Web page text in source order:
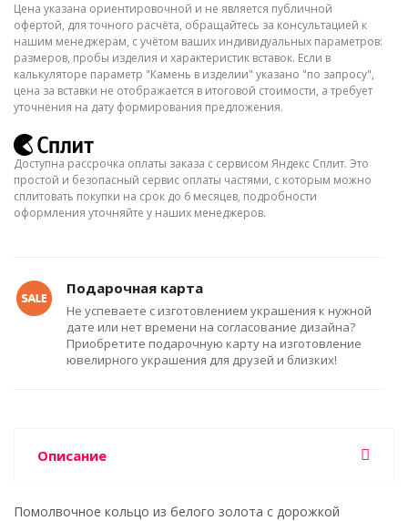
Цена указана ориентировочной и не является публичной
офертой, для точного расчёта, обращайтесь за консультацией к
нашим менеджерам, с учётом ваших индивидуальных параметров:
размеров, пробы изделия и характеристик вставок. Если в
калькуляторе параметр "Камень в изделии" указано "по запросу",
цена за вставки не отображается в итоговой стоимости, а требует
уточнения на дату формирования предложения.
Доступна рассрочка оплаты заказа с сервисом Яндекс Сплит. Это
простой и безопасный сервис оплаты частями, с которым можно
сплитовать покупки на срок до 6 месяцев, подробности
оформления уточняйте у наших менеджеров.
Подарочная карта
Не успеваете с изготовлением украшения к нужной
дате или нет времени на согласование дизайна?
Приобретите подарочную карту на изготовление
ювелирного украшения для друзей и близких!
Описание
Помолвочное кольцо из белого золота с дорожкой